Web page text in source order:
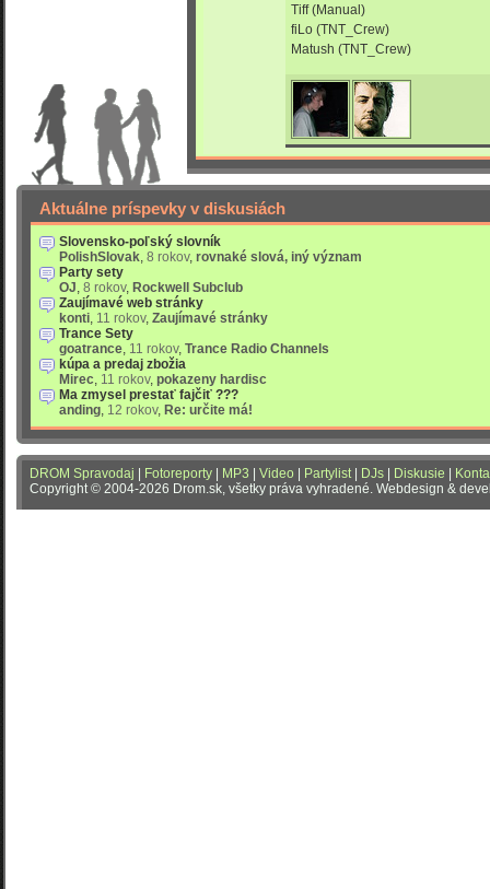
Tiff (Manual)
fiLo (TNT_Crew)
Matush (TNT_Crew)
Aktuálne príspevky v diskusiách
Slovensko-poľský slovník
PolishSlovak 8 rokov, rovnaké slová, iný význam
Party sety
OJ 8 rokov, Rockwell Subclub
Zaujímavé web stránky
konti 11 rokov, Zaujímavé stránky
Trance Sety
goatrance 11 rokov, Trance Radio Channels
kúpa a predaj zbožia
Mirec 11 rokov, pokazeny hardisc
Ma zmysel prestať fajčiť ???
anding 12 rokov, Re: určite má!
DROM Spravodaj | Fotoreporty | MP3 | Video | Partylist | DJs | Diskusie |
Copyright © 2004-2026 Drom.sk, všetky práva vyhradené. Webdesign &